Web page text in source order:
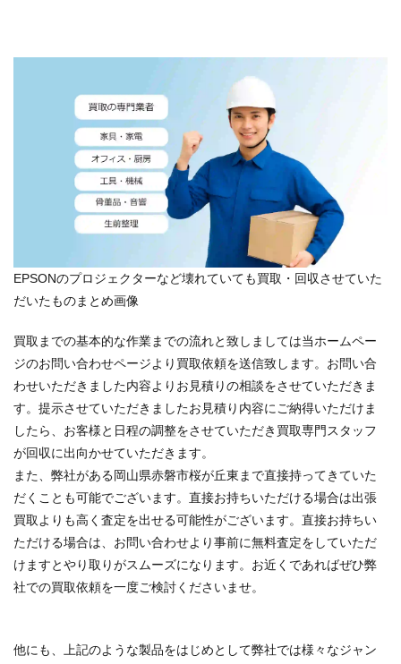
EPSONのプロジェクターなど壊れていても買取・回収させていた
だいたものまとめ画像
買取までの基本的な作業までの流れと致しましては当ホームペー
ジのお問い合わせページより買取依頼を送信致します。お問い合
わせいただきました内容よりお見積りの相談をさせていただきま
す。提示させていただきましたお見積り内容にご納得いただけま
したら、お客様と日程の調整をさせていただき買取専門スタッフ
が回収に出向かせていただきます。
また、弊社がある岡山県赤磐市桜が丘東まで直接持ってきていた
だくことも可能でございます。直接お持ちいただける場合は出張
買取よりも高く査定を出せる可能性がございます。直接お持ちい
ただける場合は、お問い合わせより事前に無料査定をしていただ
けますとやり取りがスムーズになります。お近くであればぜひ弊
社での買取依頼を一度ご検討くださいませ。
他にも、上記のような製品をはじめとして弊社では様々なジャン